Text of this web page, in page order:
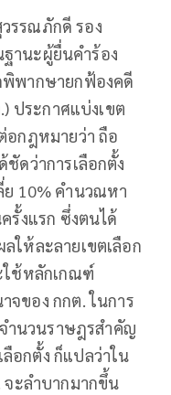
รรณภักดี รอง
านะผู้ยื่นคำร้อง
พิพากษายกฟ้องคดี
ประกาศแบ่งเขต
อกฎหมายว่า ถือ
ดว่าการเลือกตั้ง
10% คำนวณหา
รั้งแรก ซึ่งตนได้
ให้ละลายเขตเลือก
ใช้หลักเกณฑ์
ของ กกต. ในการ
ำนวนราษฎรสำคัญ
ลือกตั้ง ก็แปลว่าใน
ะลำบากมากขึ้น